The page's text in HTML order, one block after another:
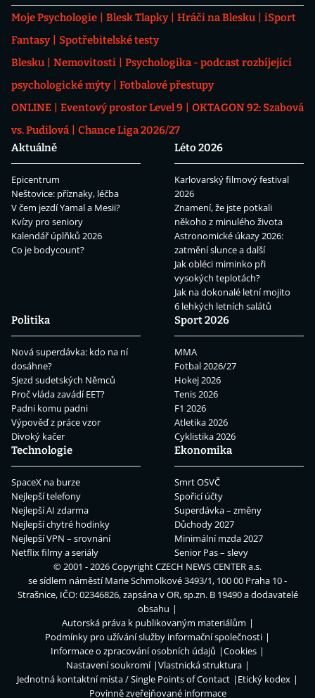
Moje Psychologie Blesk Tlapky Hráči na Blesku
iSport
Fantasy
Spotřebitelské testy
Blesku
Nemovitosti
Psychologika - podcast rozbíjející
psychologické mýty
Fotbalové přestupy
ONLINE
Eventový prostor Level 9
OKTAGON 92: Szabová
vs. Pudilová
Chance Liga 2026/27
Aktuálně
Epicentrum
Neštovice: příznaky, léčba
V čem jezdí Yamal a Mesii?
Kvízy pro seniory
Kalendář úplňků 2026
Co je bodycount?
Léto 2026
Karlovarský filmový festival
2026
Znamení, že jste potkali
někoho z minulého života
Astronomické úkazy 2026:
zatmění slunce a další
Jak obléci miminko při
vysokých teplotách?
Jak na dokonalé letní mojito
6 lehkých letních salátů
Politika
Nová superdávka: kdo na ní
dosáhne?
Sjezd sudetských Němců
Proč vláda zavádí EET?
Padni komu padni
Výpověď z práce vzor
Divoký kačer
Sport 2026
MMA
Fotbal 2026/27
Hokej 2026
Tenis 2026
F1 2026
Atletika 2026
Cyklistika 2026
Technologie
SpaceX na burze
Nejlepší telefony
Nejlepší AI zdarma
Nejlepší chytré hodinky
Nejlepší VPN – srovnání
Netflix filmy a seriály
Ekonomika
Smrt OSVČ
Spořicí účty
Superdávka – změny
Důchody 2027
Minimální mzda 2027
Senior Pas – slevy
© 2001 - 2026 CopyrightCZECH NEWS CENTER a.s.
se sídlem náměstí Marie Schmolkové 3493/1, 100 00 Praha 10 -
Strašnice, IČO: 02346826, zapsána v OR, sp.zn. B 19490 a dodavatelé
obsahu
Autorská práva k publikovaným materiálům
Podmínky pro užívání služby informační společnosti
Informace o zpracování osobních údajů
Cookies
Nastavení soukromí
Vlastnická struktura
Jednotná kontaktní místa / Single Points of Contact
Etický kodex
Povinně zveřejňované informace